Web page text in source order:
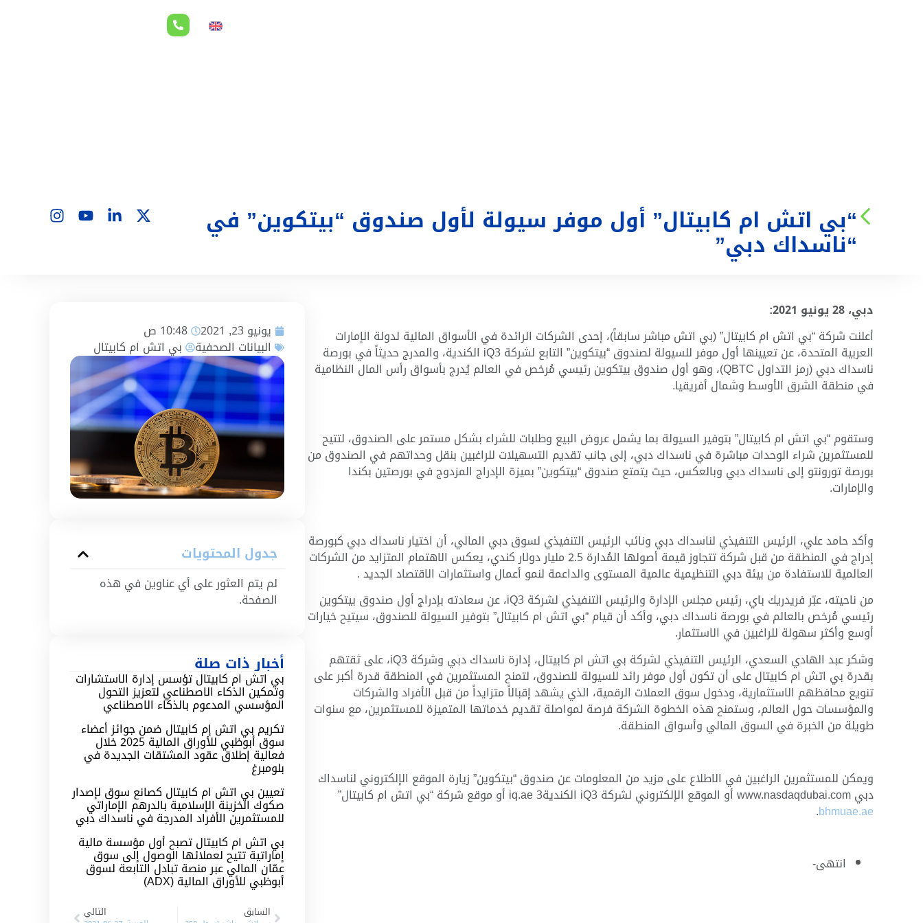
“بي اتش ام كابيتال” أول موفر سيولة لأول صندوق “بيتكوين” في
“ناسداك دبي”
يونيو 23, 2021 10:48 ص
البيانات الصحفية بي اتش ام كابيتال
جدول المحتويات
لم يتم العثور على أي عناوين في هذه
الصفحة.
أخبار ذات صلة
بي اتش ام كابيتال تؤسس إدارة الاستشارات
وتمكين الذكاء الاصطناعي لتعزيز التحول
المؤسسي المدعوم بالذكاء الاصطناعي
تكريم بي اتش إم كابيتال ضمن جوائز أعضاء
سوق أبوظبي للأوراق المالية 2025 خلال
فعالية إطلاق عقود المشتقات الجديدة في
بلومبرغ
تعيين بي اتش ام كابيتال كصانع سوق لإصدار
صكوك الخزينة الإسلامية بالدرهم الإماراتي
للمستثمرين الأفراد المدرجة في ناسداك دبي
بي اتش ام كابيتال تصبح أول مؤسسة مالية
إماراتية تتيح لعملائها الوصول إلى سوق
عمّان المالي عبر منصة تبادل التابعة لسوق
أبوظبي للأوراق المالية (ADX)
السابق التالي
دبي،28يونيو 2021:
أعلنت شركة “بي اتش ام كابيتال” (بي اتش مباشر سابقاً)، إحدى الشركات الرائدة في الأسواق المالية لدولة الإمارات
العربية المتحدة، عن تعيينها أول موفر للسيولة لصندوق “بيتكوين” التابع لشركة iQ3 الكندية، والمدرج حديثاً في بورصة
ناسداك دبي (رمز التداول QBTC )، وهو أول صندوق بيتكوين رئيسي مُرخص في العالم يُدرج بأسواق رأس المال النظامية
في منطقة الشرق الأوسط وشمال أفريقيا.
وستقوم “بي اتش ام كابيتال” بتوفير السيولة بما يشمل عروض البيع وطلبات للشراء بشكل مستمر على الصندوق، لتتيح
للمستثمرين شراء الوحدات مباشرة في ناسداك دبي، إلى جانب تقديم التسهيلات للراغبين بنقل وحداتهم في الصندوق من
بورصة تورونتو إلى ناسداك دبي وبالعكس، حيث يتمتع صندوق “بيتكوين” بميزة الإدراج المزدوج في بورصتين بكندا
والإمارات.
وأكد حامد علي، الرئيس التنفيذي لناسداك دبي ونائب الرئيس التنفيذي لسوق دبي المالي، أن اختيار ناسداك دبي كبورصة
إدراج في المنطقة من قبل شركة تتجاوز قيمة أصولها المُدارة 2.5 مليار دولار كندي، يعكس الاهتمام المتزايد من الشركات
العالمية للاستفادة من بيئة دبي التنظيمية عالمية المستوى والداعمة لنمو أعمال واستثمارات الاقتصاد الجديد .
من ناحيته، عبّر فريدريك باي، رئيس مجلس الإدارة والرئيس التنفيذي لشركة
iQ3، عن سعادته بإدراج أول صندوق بيتكوين
رئيسي مُرخص بالعالم في بورصة ناسداك دبي، وأكد أن قيام “بي اتش ام كابيتال” بتوفير السيولة للصندوق، سيتيح خيارات
أوسع وأكثر سهولة للراغبين في الاستثمار.
وشكر عبد الهادي السعدي، الرئيس التنفيذي لشركة بي اتش ام كابيتال، إدارة ناسداك دبي وشركةiQ3، على ثقتهم
بقدرة بي اتش ام كابيتال على أن تكون أول موفر رائد للسيولة للصندوق، لتمنح المستثمرين في المنطقة قدرة أكبر على
تنويع محافظهم الاستثمارية، ودخول سوق العملات الرقمية، الذي يشهد إقبالاً متزايداً من قبل الأفراد والشركات
والمؤسسات حول العالم، وستمنح هذه الخطوة الشركة فرصة لمواصلة تقديم خدماتها المتميزة للمستثمرين، مع سنوات
طويلة من الخبرة في السوق المالي وأسواق المنطقة.
ويمكن للمستثمرين الراغبين في الاطلاع على مزيد من المعلومات عن صندوق “بيتكوين” زيارة الموقع الإلكتروني لناسداك
دبي أو الموقع الإلكتروني لشركةiQ3 الكنديةiq.ae 3 أو موقع شركة “بي اتش ام كابيتال”
bhmuae.ae
.
انتهى-